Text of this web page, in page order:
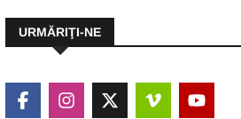
URMĂRIŢI-NE